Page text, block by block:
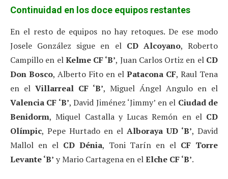
Continuidad en los doce equipos restantes
En el resto de equipos no hay retoques. De ese modo
Josele González sigue en el CD Alcoyano, Roberto
Campillo en elKelme CF ‘B’, Juan Carlos Ortiz en el CD
Don Bosco, Alberto Fito en el Patacona CF, Raul Tena
en el Villarreal CF ‘B’, Miguel Ángel Angulo en el
Valencia CF ‘B’, David Jiménez ‘Jimmy’ en el Ciudad de
Benidorm, Miquel Castalla y Lucas Remón en el CD
Olímpic, Pepe Hurtado en el Alboraya UD ‘B’, David
Mallol en el CD Dénia, Toni Tarín en el CF Torre
Levante ‘B’ y Mario Cartagena en elElche CF ‘B’.